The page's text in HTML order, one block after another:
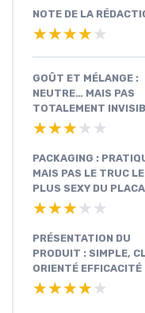
NOTE DE LA
★★★★★
★★★★★
GOÛT ET MÉLANGE :
NEUTRE… MAIS PAS
TOTALEMENT
★★★★★
★★★★★
PACKAGING :
MAIS PAS LE TRUC LE
PLUS SEXY DU
★★★★★
★★★★★
PRÉSENTATION DU
PRODUIT : SIMPLE,
ORIENTÉ EFFICACITÉ
★★★★★
★★★★★